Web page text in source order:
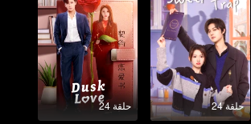
حلقة 24 حلقة 24